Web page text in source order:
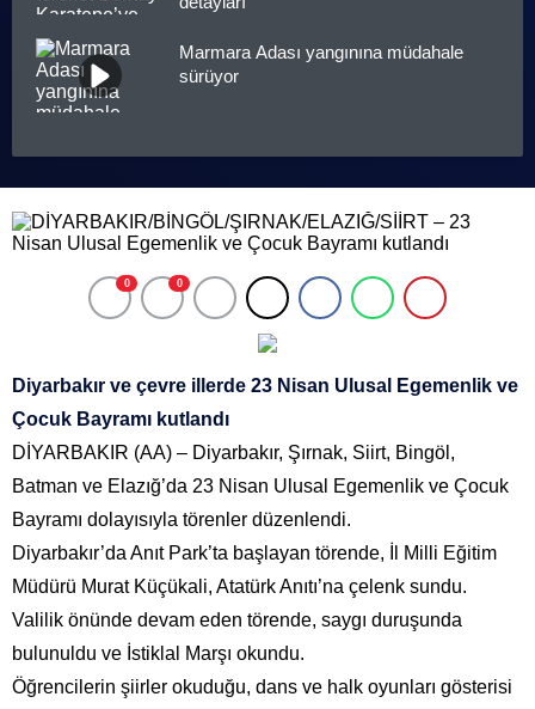
Marmara Adası yangınına müdahale
sürüyor
0 0
Diyarbakır ve çevre illerde 23 Nisan Ulusal Egemenlik ve
Çocuk Bayramı kutlandı
DİYARBAKIR (AA) – Diyarbakır, Şırnak, Siirt, Bingöl,
Batman ve Elazığ’da 23 Nisan Ulusal Egemenlik ve Çocuk
Bayramı dolayısıyla törenler düzenlendi.
Diyarbakır’da Anıt Park’ta başlayan törende, İl Milli Eğitim
Müdürü Murat Küçükali, Atatürk Anıtı’na çelenk sundu.
Valilik önünde devam eden törende, saygı duruşunda
bulunuldu ve İstiklal Marşı okundu.
Öğrencilerin şiirler okuduğu, dans ve halk oyunları gösterisi